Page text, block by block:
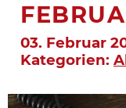
03. Februar
Kategorien: